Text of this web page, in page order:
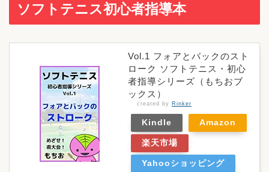
ソフトテニス初心者指導本
Vol.1 フォアとバックのスト
ローク ソフトテニス・初心
者指導シリーズ（もちおブ
ックス）
created by Rinker
Kindle Amazon
楽天市場
Yahooショッピング